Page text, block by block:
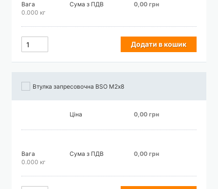
Вага
0.000 кг
Сума з ПДВ 0,00 грн
Додати в кошик
Втулка запресовочна BSO М2х8
Ціна 0,00 грн
Вага
0.000 кг
Сума з ПДВ 0,00 грн